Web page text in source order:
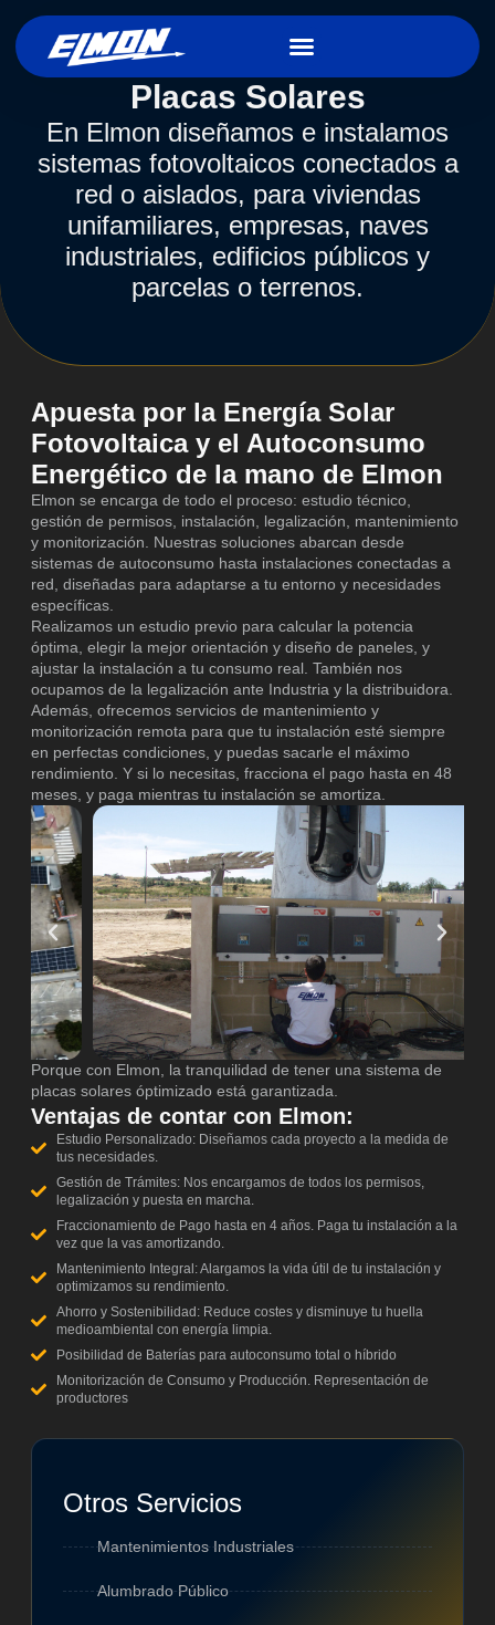
Placas Solares
En Elmon diseñamos e instalamos
sistemas fotovoltaicos conectados a
red o aislados, para viviendas
unifamiliares, empresas, naves
industriales, edificios públicos y
parcelas o terrenos.
Otros Servicios
Mantenimientos Industriales
Alumbrado Público
Apuesta por la Energía Solar
Fotovoltaica y el Autoconsumo
Energético de la mano de Elmon
Elmon se encarga de todo el proceso: estudio técnico,
gestión de permisos, instalación, legalización, mantenimiento
y monitorización. Nuestras soluciones abarcan desde
sistemas de autoconsumo hasta instalaciones conectadas a
red, diseñadas para adaptarse a tu entorno y necesidades
específicas.
Realizamos un estudio previo para calcular la potencia
óptima, elegir la mejor orientación y diseño de paneles, y
ajustar la instalación a tu consumo real. También nos
ocupamos de la legalización ante Industria y la distribuidora.
Además, ofrecemos servicios de mantenimiento y
monitorización remota para que tu instalación esté siempre
en perfectas condiciones, y puedas sacarle el máximo
rendimiento. Y si lo necesitas, fracciona el pago hasta en 48
meses, y paga mientras tu instalación se amortiza.
Porque con Elmon, la tranquilidad de tener una sistema de
placas solares óptimizado está garantizada.
Ventajas de contar con Elmon:
Estudio Personalizado: Diseñamos cada proyecto a la medida de
tus necesidades.
Gestión de Trámites: Nos encargamos de todos los permisos,
legalización y puesta en marcha.
Fraccionamiento de Pago hasta en 4 años. Paga tu instalación a la
vez que la vas amortizando.
Mantenimiento Integral: Alargamos la vida útil de tu instalación y
optimizamos su rendimiento.
Ahorro y Sostenibilidad: Reduce costes y disminuye tu huella
medioambiental con energía limpia.
Posibilidad de Baterías para autoconsumo total o híbrido
Monitorización de Consumo y Producción. Representación de
productores